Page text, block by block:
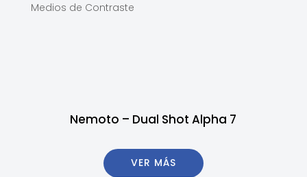
Medios de Contraste
Nemoto – Dual Shot Alpha 7
VER MÁS